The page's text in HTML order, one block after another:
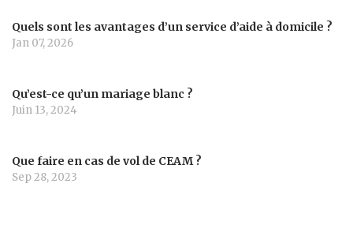
Quels sont les avantages d’un service d’aide à domicile ?
Jan 07, 2026
Qu’est-ce qu’un mariage blanc ?
Juin 13, 2024
Que faire en cas de vol de CEAM ?
Sep 28, 2023